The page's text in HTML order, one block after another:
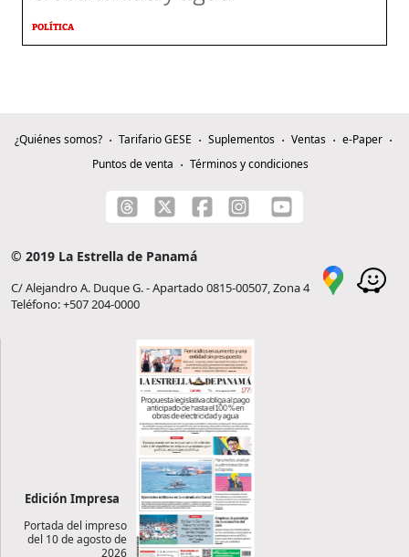
POLÍTICA
¿Quiénes somos? Tarifario GESE Suplementos Ventas
e-Paper
Puntos de venta
Términos y condiciones
© 2019 La Estrella de Panamá
C/ Alejandro A. Duque G. - Apartado 0815-00507, Zona 4
Teléfono: +507 204-0000
Edición Impresa
Portada del impreso
del 10 de agosto de
2026